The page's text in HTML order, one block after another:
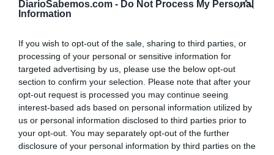
DiarioSabemos.com - Do Not Process My Personal
Information
If you wish to opt-out of the sale, sharing to third parties, or
processing of your personal or sensitive information for
targeted advertising by us, please use the below opt-out
section to confirm your selection. Please note that after your
opt-out request is processed you may continue seeing
interest-based ads based on personal information utilized by
us or personal information disclosed to third parties prior to
your opt-out. You may separately opt-out of the further
disclosure of your personal information by third parties on the
Tineo y Las Cabezas de San Juan confirman
su hermandad inspirados por Riego
RICARDO LENOIR / MANUEL DOMÍNGUEZ MORENO07/08/2020
El general Riego vuelve a Asturias
RICARDO LENOIR04/08/2020